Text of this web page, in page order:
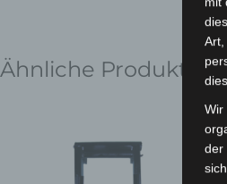
Ähnliche Produkte
Wir
der